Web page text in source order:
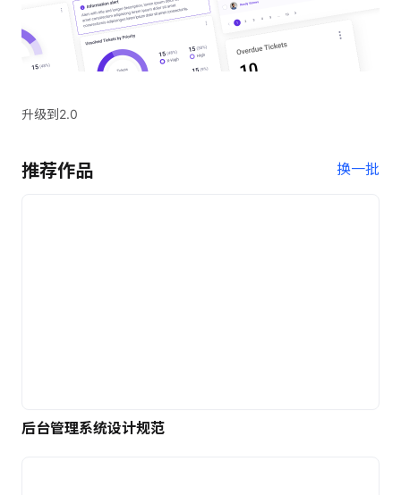
升级到2.0
推荐作品 换一批
后台管理系统设计规范